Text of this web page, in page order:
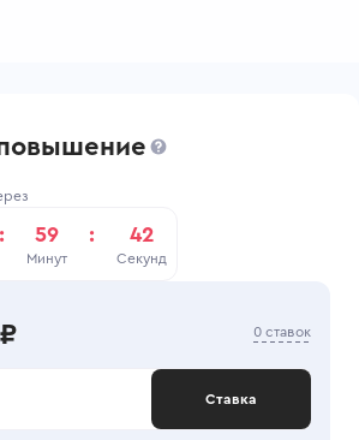
: 59
Минут
: 42
Секунд
0 ставок
Ставка